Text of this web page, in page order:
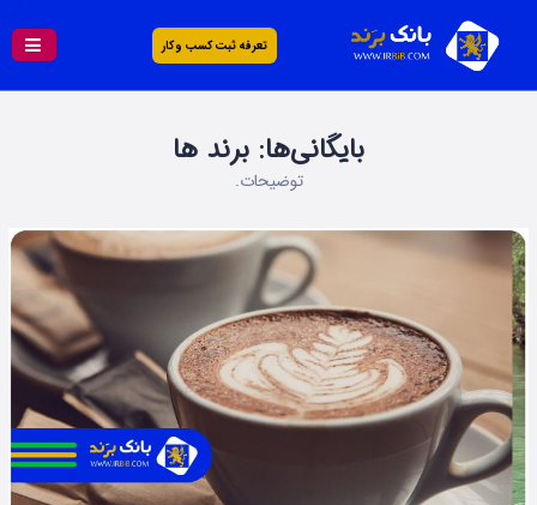
تعرفه ثبت کسب و کار
بایگانی‌ها: برند ها
توضیحات.